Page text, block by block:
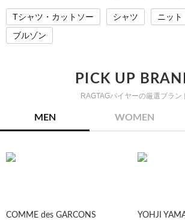
Tシャツ・カットソー シャツ ニット
ブルゾン
PICK UP
RAGTAGバイヤーの厳選ブラン
MEN WOMEN
COMME des GARCONS YOHJI